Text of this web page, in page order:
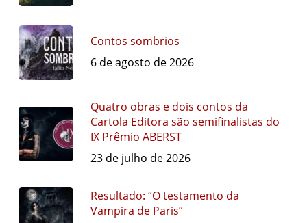
Contos sombrios
6 de agosto de 2026
Quatro obras e dois contos da
Cartola Editora são semifinalistas do
IX Prêmio ABERST
23 de julho de 2026
Resultado: “O testamento da
Vampira de Paris”